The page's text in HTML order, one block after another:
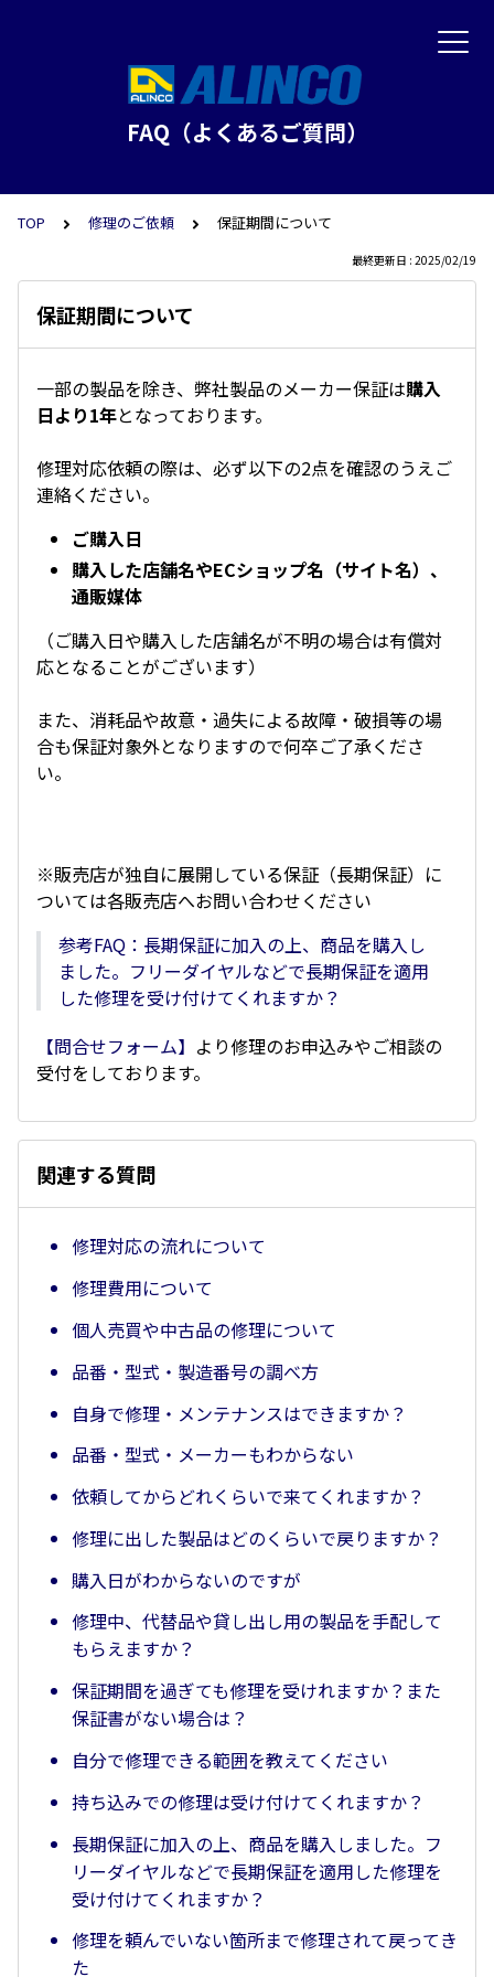
FAQ（よくあるご質問）
TOP 修理のご依頼 保証期間について
最終更新日 : 2025/02/19
保証期間について
一部の製品を除き、弊社製品のメーカー保証は購入
日より1年となっております。
修理対応依頼の際は、必ず以下の2点を確認のうえご
連絡ください。
ご購入日
購入した店舗名やECショップ名（サイト名）、
通販媒体
（ご購入日や購入した店舗名が不明の場合は有償対
応となることがございます）
また、消耗品や故意・過失による故障・破損等の場
合も保証対象外となりますので何卒ご了承くださ
い。
※販売店が独自に展開している保証（長期保証）に
ついては各販売店へお問い合わせください
参考FAQ：長期保証に加入の上、商品を購入し
ました。フリーダイヤルなどで長期保証を適用
した修理を受け付けてくれますか？
【問合せフォーム】 より修理のお申込みやご相談の
受付をしております。
関連する質問
修理対応の流れについて
修理費用について
個人売買や中古品の修理について
品番・型式・製造番号の調べ方
自身で修理・メンテナンスはできますか？
品番・型式・メーカーもわからない
依頼してからどれくらいで来てくれますか？
修理に出した製品はどのくらいで戻りますか？
購入日がわからないのですが
修理中、代替品や貸し出し用の製品を手配して
もらえますか？
保証期間を過ぎても修理を受けれますか？また
保証書がない場合は？
自分で修理できる範囲を教えてください
持ち込みでの修理は受け付けてくれますか？
長期保証に加入の上、商品を購入しました。フ
リーダイヤルなどで長期保証を適用した修理を
受け付けてくれますか？
修理を頼んでいない箇所まで修理されて戻ってき
た